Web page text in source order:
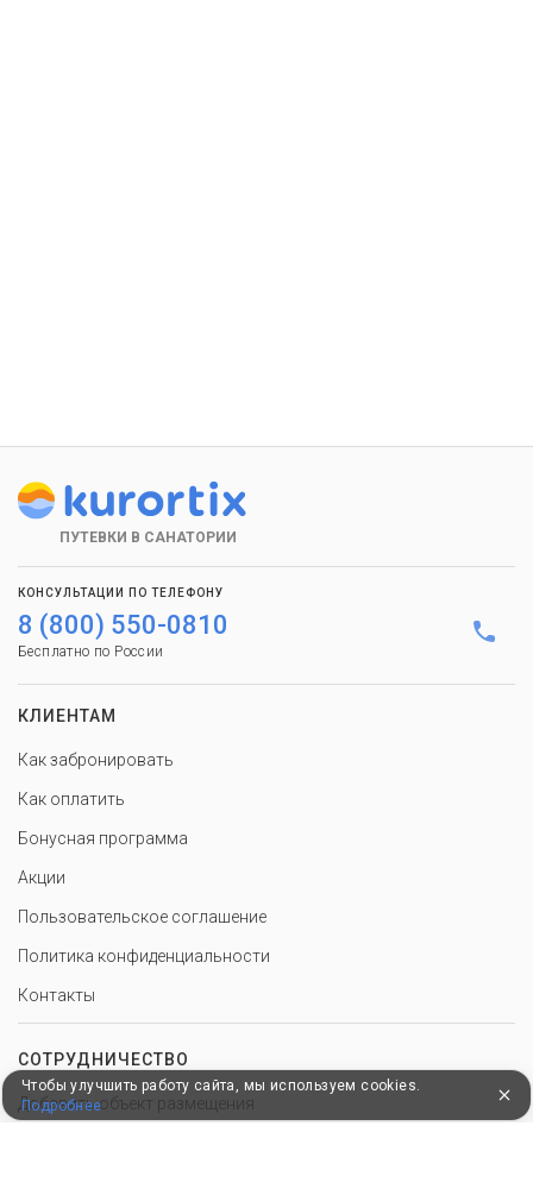
ПУТЕВКИ В САНАТОРИИ
КОНСУЛЬТАЦИИ ПО ТЕЛЕФОНУ
8 (800) 550-0810
Бесплатно по России
КЛИЕНТАМ
Как забронировать
Как оплатить
Бонусная программа
Акции
Пользовательское соглашение
Политика конфиденциальности
Контакты
СОТРУДНИЧЕСТВО
Добавить объект размещения
Чтобы улучшить работу сайта, мы используем cookies.
Подробнее